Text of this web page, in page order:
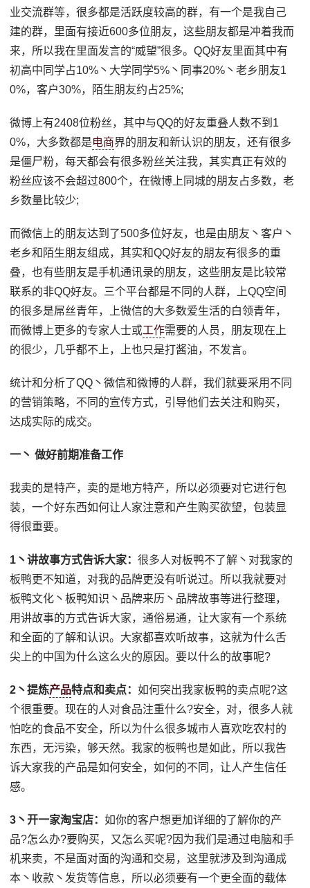
业交流群等，很多都是活跃度较高的群，有一个是我自己
建的群，里面有接近600多位朋友，这些朋友都是冲着我而
来，所以我在里面发言的“威望”很多。QQ好友里面其中有
初高中同学占10%丶大学同学5%丶同事20%丶老乡朋友1
0%，客户30%，陌生朋友约占25%;
微博上有2408位粉丝，其中与QQ的好友重叠人数不到1
0%，大多数都是电商界的朋友和新认识的朋友，还有很多
是僵尸粉，每天都会有很多粉丝关注我，其实真正有效的
粉丝应该不会超过800个，在微博上同城的朋友占多数，老
乡数量比较少;
而微信上的朋友达到了500多位好友，也是由朋友丶客户丶
老乡和陌生朋友组成，其实和QQ好友的朋友有很多的重
叠，也有些朋友是手机通讯录的朋友，这些朋友是比较常
联系的非QQ好友。三个平台都是不同的人群，上QQ空间
的很多是屌丝青年，上微信的大多数爱生活的白领青年，
而微博上更多的专家人士或工作需要的人员，朋友现在上
的很少，几乎都不上，上也只是打酱油，不发言。
统计和分析了QQ丶微信和微博的人群，我们就要采用不同
的营销策略，不同的宣传方式，引导他们去关注和购买，
达成实际的成交。
一丶 做好前期准备工作
我卖的是特产，卖的是地方特产，所以必须要对它进行包
装，一个好东西如何让人家注意和产生购买欲望，包装显
得很重要。
1丶讲故事方式告诉大家：很多人对板鸭不了解丶对我家的
板鸭更不知道，对我的品牌更没有听说过。所以我就要对
板鸭文化丶板鸭知识丶品牌来历丶品牌故事等进行整理，
用讲故事的方式告诉大家，通俗易通，让大家有一个系统
和全面的了解和认识。大家都喜欢听故事，这就为什么舌
尖上的中国为什么这么火的原因。要以什么的故事呢?
2丶提炼产品特点和卖点：如何突出我家板鸭的卖点呢?这
个很重要。现在的人对食品注重什么?安全，对，很多人就
怕吃的食品不安全，所以为什么很多城市人喜欢吃农村的
东西，无污染，够天然。我家的板鸭也是如此，所以我告
诉大家我的产品是如何安全，如何的不同，让人产生信任
感。
3丶开一家淘宝店：如你的客户想更加详细的了解你的产
品?怎么办?要购买，又怎么买呢?因为我们是通过电脑和手
机来卖，不是面对面的沟通和交易，这里就涉及到沟通成
本丶收款丶发货等信息，所以必须要有一个更全面的载体